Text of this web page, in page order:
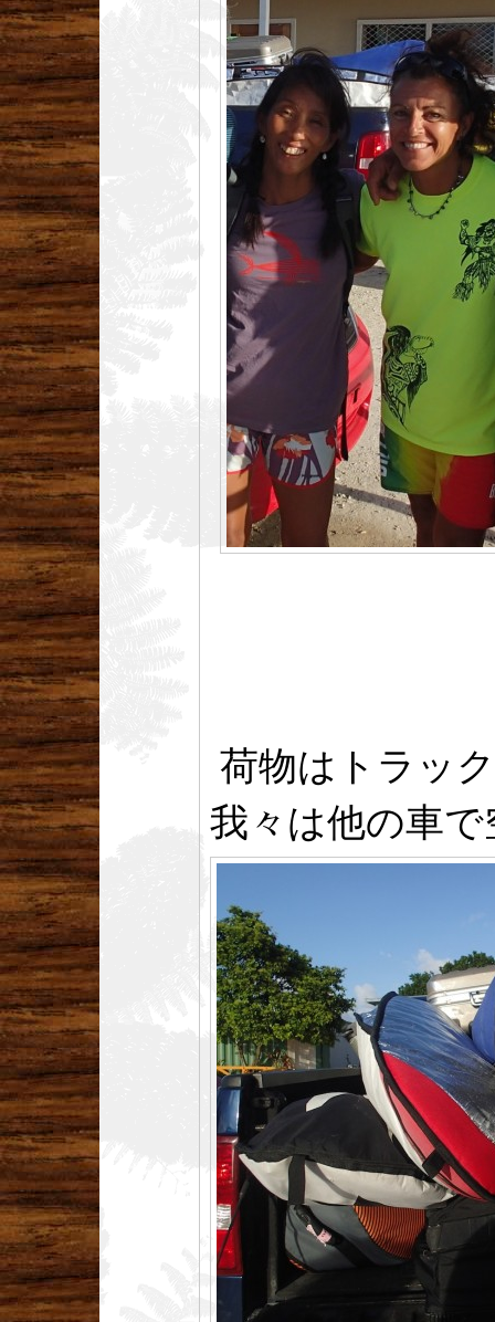
荷物はトラッ
我々は他の車で